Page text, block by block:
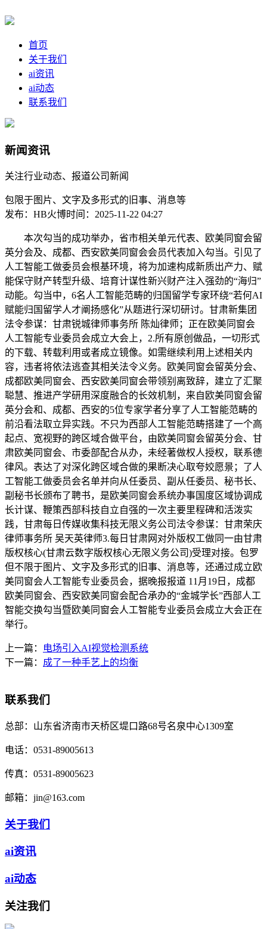
首页
关于我们
ai资讯
ai动态
联系我们
新闻资讯
关注行业动态、报道公司新闻
包限于图片、文字及多形式的旧事、消息等
发布：HB火博时间：2025-11-22 04:27
本次勾当的成功举办，省市相关单元代表、欧美同窗会留
英分会及、成都、西安欧美同窗会会员代表加入勾当。引见了
人工智能工做委员会根基环境，将为加速构成新质出产力、赋
能保守财产转型升级、培育计谋性新兴财产注入强劲的“海归”
动能。勾当中，6名人工智能范畴的归国留学专家环绕“若何AI
赋能归国留学人才阐扬感化”从题进行深切研讨。甘肃新集团
法令参谋：甘肃锐城律师事务所 陈灿律师；正在欧美同窗会
人工智能专业委员会成立大会上，2.所有原创做品，一切形式
的下载、转载利用或者成立镜像。如需继续利用上述相关内
容，违者将依法逃查其相关法令义务。欧美同窗会留英分会、
成都欧美同窗会、西安欧美同窗会带领别离致辞，建立了汇聚
聪慧、推进产学研用深度融合的长效机制，来自欧美同窗会留
英分会和、成都、西安的5位专家学者分享了人工智能范畴的
前沿看法取立异实践。不只为西部人工智能范畴搭建了一个高
起点、宽视野的跨区域合做平台，由欧美同窗会留英分会、甘
肃欧美同窗会、市委部配合从办，未经著做权人授权，联系德
律风。表达了对深化跨区域合做的果断决心取夸姣愿景；了人
工智能工做委员会名单并向从任委员、副从任委员、秘书长、
副秘书长颁布了聘书，是欧美同窗会系统办事国度区域协调成
长计谋、鞭策西部科技自立自强的一次主要里程碑和活泼实
践，甘肃每日传媒收集科技无限义务公司法令参谋：甘肃荣庆
律师事务所 吴天英律师3.每日甘肃网对外版权工做同一由甘肃
版权核心(甘肃云数字版权核心无限义务公司)受理对接。包罗
但不限于图片、文字及多形式的旧事、消息等，还通过成立欧
美同窗会人工智能专业委员会，据晚报报道 11月19日，成都
欧美同窗会、西安欧美同窗会配合承办的“金城学长”西部人工
智能交换勾当暨欧美同窗会人工智能专业委员会成立大会正在
举行。
上一篇：
电场引入AI视觉检测系统
下一篇： 成了一种手艺上的均衡
联系我们
总部： 山东省济南市天桥区堤口路68号名泉中心1309室
电话： 0531-89005613
传真： 0531-89005623
邮箱： jin@163.com
关于我们
ai资讯
ai动态
关注我们